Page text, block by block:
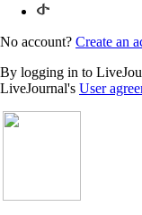
No account? Create an
By logging in to
LiveJournal's User